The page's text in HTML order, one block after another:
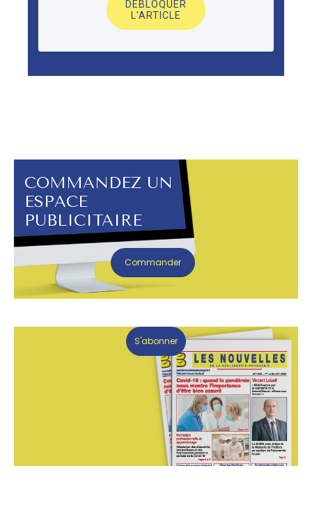
DÉBLOQUER
L'ARTICLE
COMMANDEZ UN
ESPACE
PUBLICITAIRE
Commander
S'abonner